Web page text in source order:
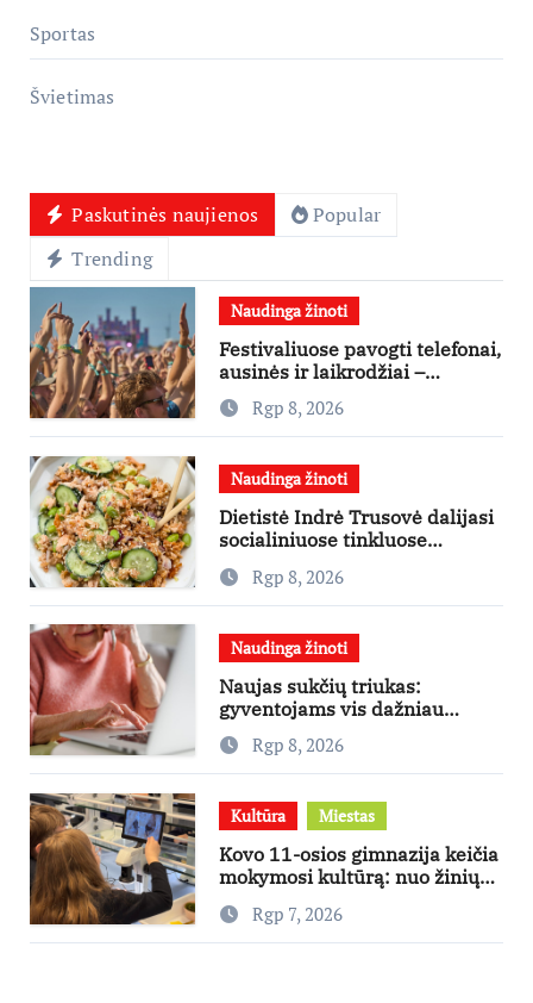
Sportas
Švietimas
Paskutinės naujienos
Popular
Trending
Naudinga žinoti
Festivaliuose pavogti telefonai,
ausinės ir laikrodžiai –
ekspertai primena apie
didžiausias finansines rizikas
Rgp 8, 2026
Naudinga žinoti
Dietistė Indrė Trusovė dalijasi
socialiniuose tinkluose
išpopuliarėjusiu lašišos salotų
receptuRgp 8, 2026
Naudinga žinoti
Naujas sukčių triukas:
gyventojams vis dažniau
skambina per „Viber“
Rgp 8, 2026
Kultūra Miestas
Kovo 11-osios gimnazija keičia
mokymosi kultūrą: nuo žinių
kaupimo – prie jų supratimo ir
taikymo
Rgp 7, 2026